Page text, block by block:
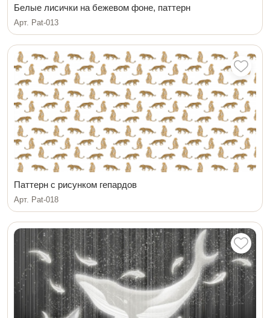
Белые лисички на бежевом фоне, паттерн
Арт. Pat-013
Паттерн с рисунком гепардов
Арт. Pat-018